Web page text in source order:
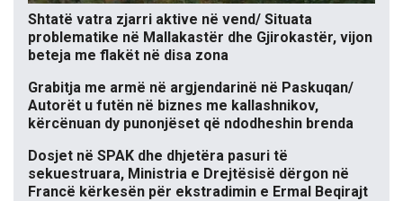
Shtatë vatra zjarri aktive në vend/ Situata
problematike në Mallakastër dhe Gjirokastër, vijon
beteja me flakët në disa zona
Grabitja me armë në argjendarinë në Paskuqan/
Autorët u futën në biznes me kallashnikov,
kërcënuan dy punonjëset që ndodheshin brenda
Dosjet në SPAK dhe dhjetëra pasuri të
sekuestruara, Ministria e Drejtësisë dërgon në
Francë kërkesën për ekstradimin e Ermal Beqirajt